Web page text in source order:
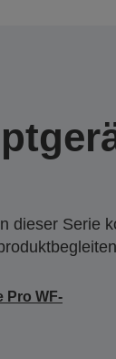
dieser Serie
Pro WF-